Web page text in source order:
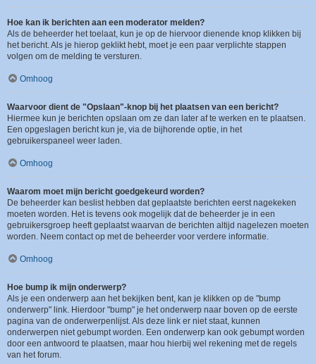
Hoe kan ik berichten aan een moderator melden?
Als de beheerder het toelaat, kun je op de hiervoor dienende knop klikken bij
het bericht. Als je hierop geklikt hebt, moet je een paar verplichte stappen
volgen om de melding te versturen.
Omhoog
Waarvoor dient de "Opslaan"-knop bij het plaatsen van een bericht?
Hiermee kun je berichten opslaan om ze dan later af te werken en te plaatsen.
Een opgeslagen bericht kun je, via de bijhorende optie, in het
gebruikerspaneel weer laden.
Omhoog
Waarom moet mijn bericht goedgekeurd worden?
De beheerder kan beslist hebben dat geplaatste berichten eerst nagekeken
moeten worden. Het is tevens ook mogelijk dat de beheerder je in een
gebruikersgroep heeft geplaatst waarvan de berichten altijd nagelezen moeten
worden. Neem contact op met de beheerder voor verdere informatie.
Omhoog
Hoe bump ik mijn onderwerp?
Als je een onderwerp aan het bekijken bent, kan je klikken op de "bump
onderwerp" link. Hierdoor "bump" je het onderwerp naar boven op de eerste
pagina van de onderwerpenlijst. Als deze link er niet staat, kunnen
onderwerpen niet gebumpt worden. Een onderwerp kan ook gebumpt worden
door een antwoord te plaatsen, maar hou hierbij wel rekening met de regels
van het forum.